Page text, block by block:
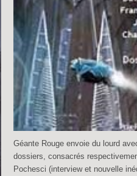
Géante Rouge envoie du lourd
dossiers, consacrés
Pochesci (interview et nouvelle